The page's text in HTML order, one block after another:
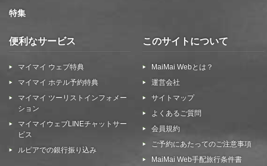
特集
便利なサービス
マイマイ ウェブ特典
マイマイ ホテル予約特典
マイマイ ツーリストインフォメー
ション
マイマイウェブLINEチャットサー
ビス
ルピアでの銀行振り込み
このサイトについて
MaiMai Webとは？
運営会社
サイトマップ
よくあるご質問
会員規約
ご予約にあたってのご注意事項
MaiMai Web手配旅行条件書